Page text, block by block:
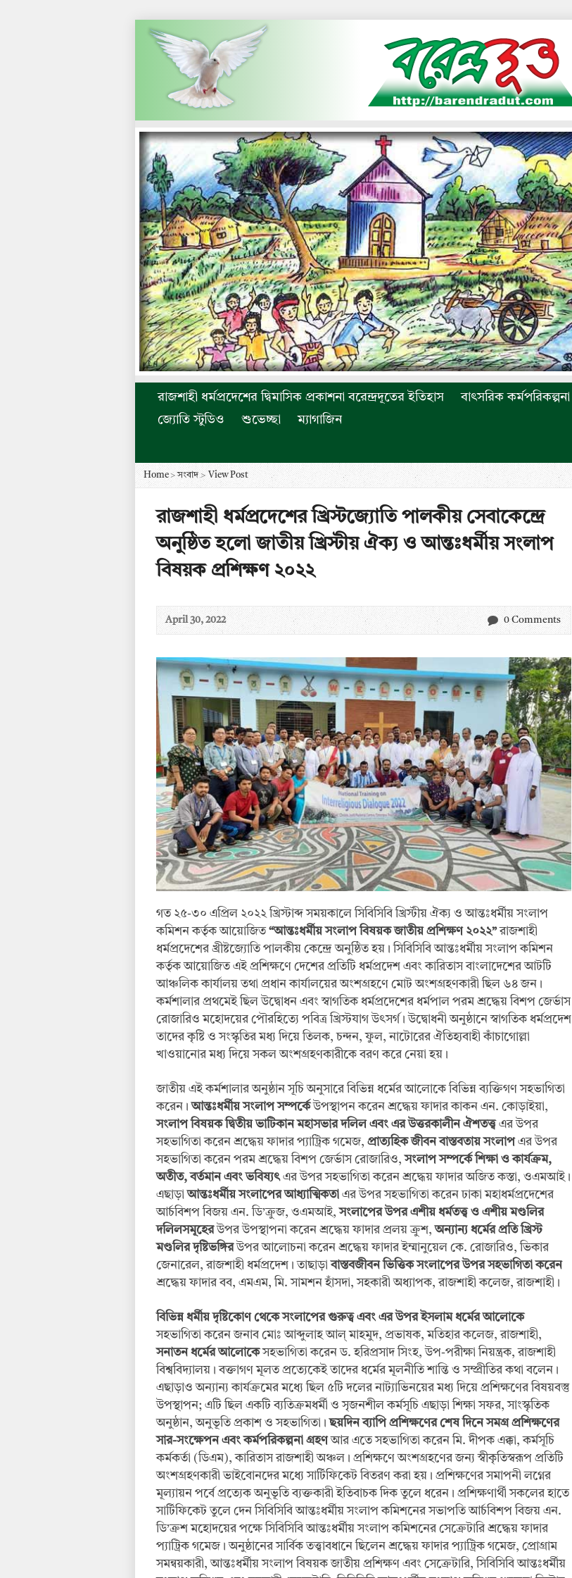
রাজশাহী ধর্মপ্রদেশের দ্বিমাসিক প্রকাশনা বরেন্দ্রদূতের ইতিহাস বাৎসরিক কর্মপরিকল্পনা
জ্যোতি স্টুডিও
শুভেচ্ছা ম্যাগাজিন
Home >সংবাদ> View Post
রাজশাহী ধর্মপ্রদেশের খ্রিস্টজ্যোতি পালকীয় সেবাকেন্দ্রে
অনুষ্ঠিত হলো জাতীয় খ্রিস্টীয় ঐক্য ও আন্তঃধর্মীয় সংলাপ
বিষয়ক প্রশিক্ষণ ২০২২
April 30, 2022 0 Comments
গত ২৫-৩০ এপ্রিল ২০২২ খ্রিস্টাব্দ সময়কালে সিবিসিবি খ্রিস্টীয় ঐক্য ও আন্তঃধর্মীয় সংলাপ
কমিশন কর্তৃক আয়োজিত“আন্তঃধর্মীয় সংলাপ বিষয়ক জাতীয় প্রশিক্ষণ ২০২২”রাজশাহী
ধর্মপ্রদেশের খ্রীষ্টজ্যোতি পালকীয় কেন্দ্রে অনুষ্ঠিত হয়। সিবিসিবি আন্তঃধর্মীয় সংলাপ কমিশন
কর্তৃক আয়োজিত এই প্রশিক্ষণে দেশের প্রতিটি ধর্মপ্রদেশ এবং কারিতাস বাংলাদেশের আটটি
আঞ্চলিক কার্যালয় তথা প্রধান কার্যালয়ের অংশগ্রহণে মোট অংশগ্রহণকারী ছিল ৬৪ জন।
কর্মশালার প্রথমেই ছিল উদ্বোধন এবং স্বাগতিক ধর্মপ্রদেশের ধর্মপাল পরম শ্রদ্ধেয় বিশপ জের্ভাস
রোজারিও মহোদয়ের পৌরহিত্যে পবিত্র খ্রিস্টযাগ উৎসর্গ। উদ্বোধনী অনুষ্ঠানে স্বাগতিক ধর্মপ্রদেশ
তাদের কৃষ্টি ও সংস্কৃতির মধ্য দিয়ে তিলক, চন্দন, ফুল, নাটোরের ঐতিহ্যবাহী কাঁচাগোল্লা
খাওয়ানোর মধ্য দিয়ে সকল অংশগ্রহণকারীকে বরণ করে নেয়া হয়।
জাতীয় এই কর্মশালার অনুষ্ঠান সূচি অনুসারে বিভিন্ন ধর্মের আলোকে বিভিন্ন ব্যক্তিগণ সহভাগিতা
করেন।আন্তঃধর্মীয় সংলাপ সম্পর্কেউপস্থাপন করেন শ্রদ্ধেয় ফাদার কাকন এন. কোড়াইয়া,
সংলাপ বিষয়ক দ্বিতীয় ভাটিকান মহাসভার দলিল এবং এর উত্তরকালীন ঐশতত্ত্বএর উপর
সহভাগিতা করেন শ্রদ্ধেয় ফাদার প্যাট্রিক গমেজ, প্রাত্যহিক জীবন বাস্তবতায় সংলাপএর উপর
সহভাগিতা করেন পরম শ্রদ্ধেয় বিশপ জের্ভাস রোজারিও,সংলাপ সম্পর্কে শিক্ষা ও কার্যক্রম,
অতীত, বর্তমান এবং ভবিষ্যৎএর উপর সহভাগিতা করেন শ্রদ্ধেয় ফাদার অজিত কস্তা, ওএমআই।
এছাড়াআন্তঃধর্মীয় সংলাপের আধ্যাত্মিকতা এর উপর সহভাগিতা করেন ঢাকা মহাধর্মপ্রদেশের
আর্চবিশপ বিজয় এন. ডি’ক্রুজ, ওএমআই,সংলাপের উপর এশীয় ধর্মতত্ত্ব ও এশীয় মণ্ডলির
দলিলসমূহেরউপর উপস্থাপনা করেন শ্রদ্ধেয় ফাদার প্রলয় ক্রুশ,অন্যান্য ধর্মের প্রতি খ্রিস্ট
মণ্ডলির দৃষ্টিভঙ্গিরউপর আলোচনা করেন শ্রদ্ধেয় ফাদার ইম্মানুয়েল কে. রোজারিও, ভিকার
জেনারেল, রাজশাহী ধর্মপ্রদেশ। তাছাড়াবাস্তবজীবন ভিত্তিক সংলাপের উপর সহভাগিতা করেন
শ্রদ্ধেয় ফাদার বব, এমএম, মি. সামশন হাঁসদা, সহকারী অধ্যাপক, রাজশাহী কলেজ, রাজশাহী।
বিভিন্ন ধর্মীয় দৃষ্টিকোণ থেকে সংলাপের গুরুত্ব এবং এর উপর ইসলাম ধর্মের আলোকে
সহভাগিতা করেন জনাব মোঃ আব্দুলাহ আল্ মাহমুদ, প্রভাষক, মতিহার কলেজ, রাজশাহী,
সনাতন ধর্মের আলোকেসহভাগিতা করেন ড. হরিপ্রসাদ সিংহ, উপ-পরীক্ষা নিয়ন্ত্রক, রাজশাহী
বিশ্ববিদ্যালয়। বক্তাগণ মূলত প্রত্যেকেই তাদের ধর্মের মূলনীতি শান্তি ও সম্প্রীতির কথা বলেন।
এছাড়াও অন্যান্য কার্যক্রমের মধ্যে ছিল ৫টি দলের নাট্যাভিনয়ের মধ্য দিয়ে প্রশিক্ষণের বিষয়বস্তু
উপস্থাপন; এটি ছিল একটি ব্যতিক্রমধর্মী ও সৃজনশীল কর্মসূচি এছাড়া শিক্ষা সফর, সাংস্কৃতিক
অনুষ্ঠান, অনুভূতি প্রকাশ ও সহভাগিতা।ছয়দিন ব্যাপি প্রশিক্ষণের শেষ দিনে সমগ্র প্রশিক্ষণের
সার-সংক্ষেপন এবং কর্মপরিকল্পনা গ্রহণআর এতে সহভাগিতা করেন মি. দীপক এক্কা, কর্মসূচি
কর্মকর্তা (ডিএম), কারিতাস রাজশাহী অঞ্চল। প্রশিক্ষণে অংশগ্রহণের জন্য স্বীকৃতিস্বরূপ প্রতিটি
অংশগ্রহণকারী ভাইবোনদের মধ্যে সার্টিফিকেট বিতরণ করা হয়। প্রশিক্ষণের সমাপনী লগ্নের
মূল্যায়ন পর্বে প্রত্যেক অনুভূতি ব্যক্তকারী ইতিবাচক দিক তুলে ধরেন। প্রশিক্ষণার্থী সকলের হাতে
সার্টিফিকেট তুলে দেন সিবিসিবি আন্তঃধর্মীয় সংলাপ কমিশনের সভাপতি আর্চবিশপ বিজয় এন.
ডি’ক্রশ মহোদয়ের পক্ষে সিবিসিবি আন্তঃধর্মীয় সংলাপ কমিশনের সেক্রেটারি শ্রদ্ধেয় ফাদার
প্যাট্রিক গমেজ। অনুষ্ঠানের সার্বিক তত্ত্বাবধানে ছিলেন শ্রদ্ধেয় ফাদার প্যাট্রিক গমেজ, প্রোগ্রাম
সমন্বয়কারী, আন্তঃধর্মীয় সংলাপ বিষয়ক জাতীয় প্রশিক্ষণ এবং সেক্রেটারি, সিবিসিবি আন্তঃধর্মীয়